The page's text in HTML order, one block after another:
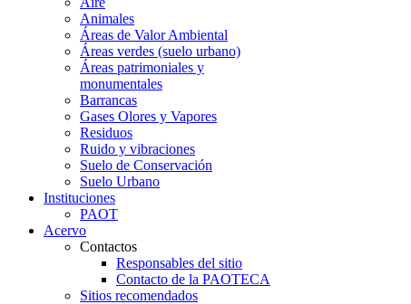
Animales
Áreas de Valor Ambiental
Áreas verdes (suelo urbano)
Áreas patrimoniales y
monumentales
Barrancas
Gases Olores y Vapores
Residuos
Ruido y vibraciones
Suelo de Conservación
Suelo Urbano
Instituciones
PAOT
Acervo
Contactos
Responsables del sitio
Contacto de la PAOTECA
Sitios recomendados